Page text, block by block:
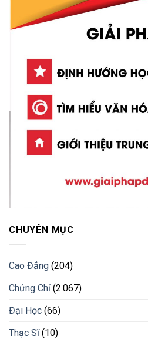
CHUYÊN MỤC
Cao Đẳng (204)
Chứng Chỉ (2.067)
Đại Học (66)
Thạc Sĩ(10)